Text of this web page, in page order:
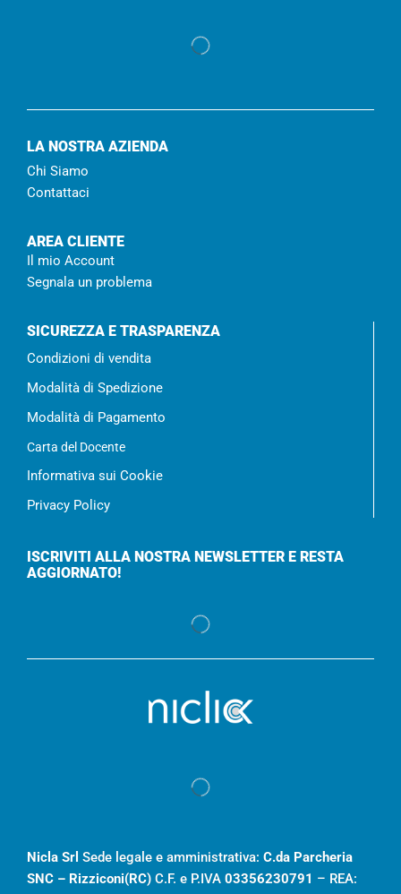
LA NOSTRA AZIENDA
Chi Siamo
Contattaci
AREA CLIENTE
Il mio Account
Segnala un problema
SICUREZZA E TRASPARENZA
Condizioni di vendita
Modalità di Spedizione
Modalità di Pagamento
Carta del Docente
Informativa sui Cookie
Privacy Policy
ISCRIVITI ALLA NOSTRA NEWSLETTER E RESTA
AGGIORNATO!
Nicla Srl Sede legale e amministrativa: C.da Parcheria
SNC – Rizziconi(RC) C.F. e P.IVA 03356230791 – REA: